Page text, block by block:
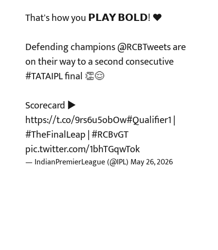
That's how you 𝗣𝗟𝗔𝗬 𝗕𝗢𝗟𝗗! ❤️
Defending champions@RCBTweetsare
on their way to a second consecutive
#TATAIPLfinal 👏😌
Scorecard ▶️
https://t.co/9rs6u5obOw#Qualifier1|
#TheFinalLeap|#RCBvGT
pic.twitter.com/1bhTGqwTok
— IndianPremierLeague (@IPL) May 26, 2026